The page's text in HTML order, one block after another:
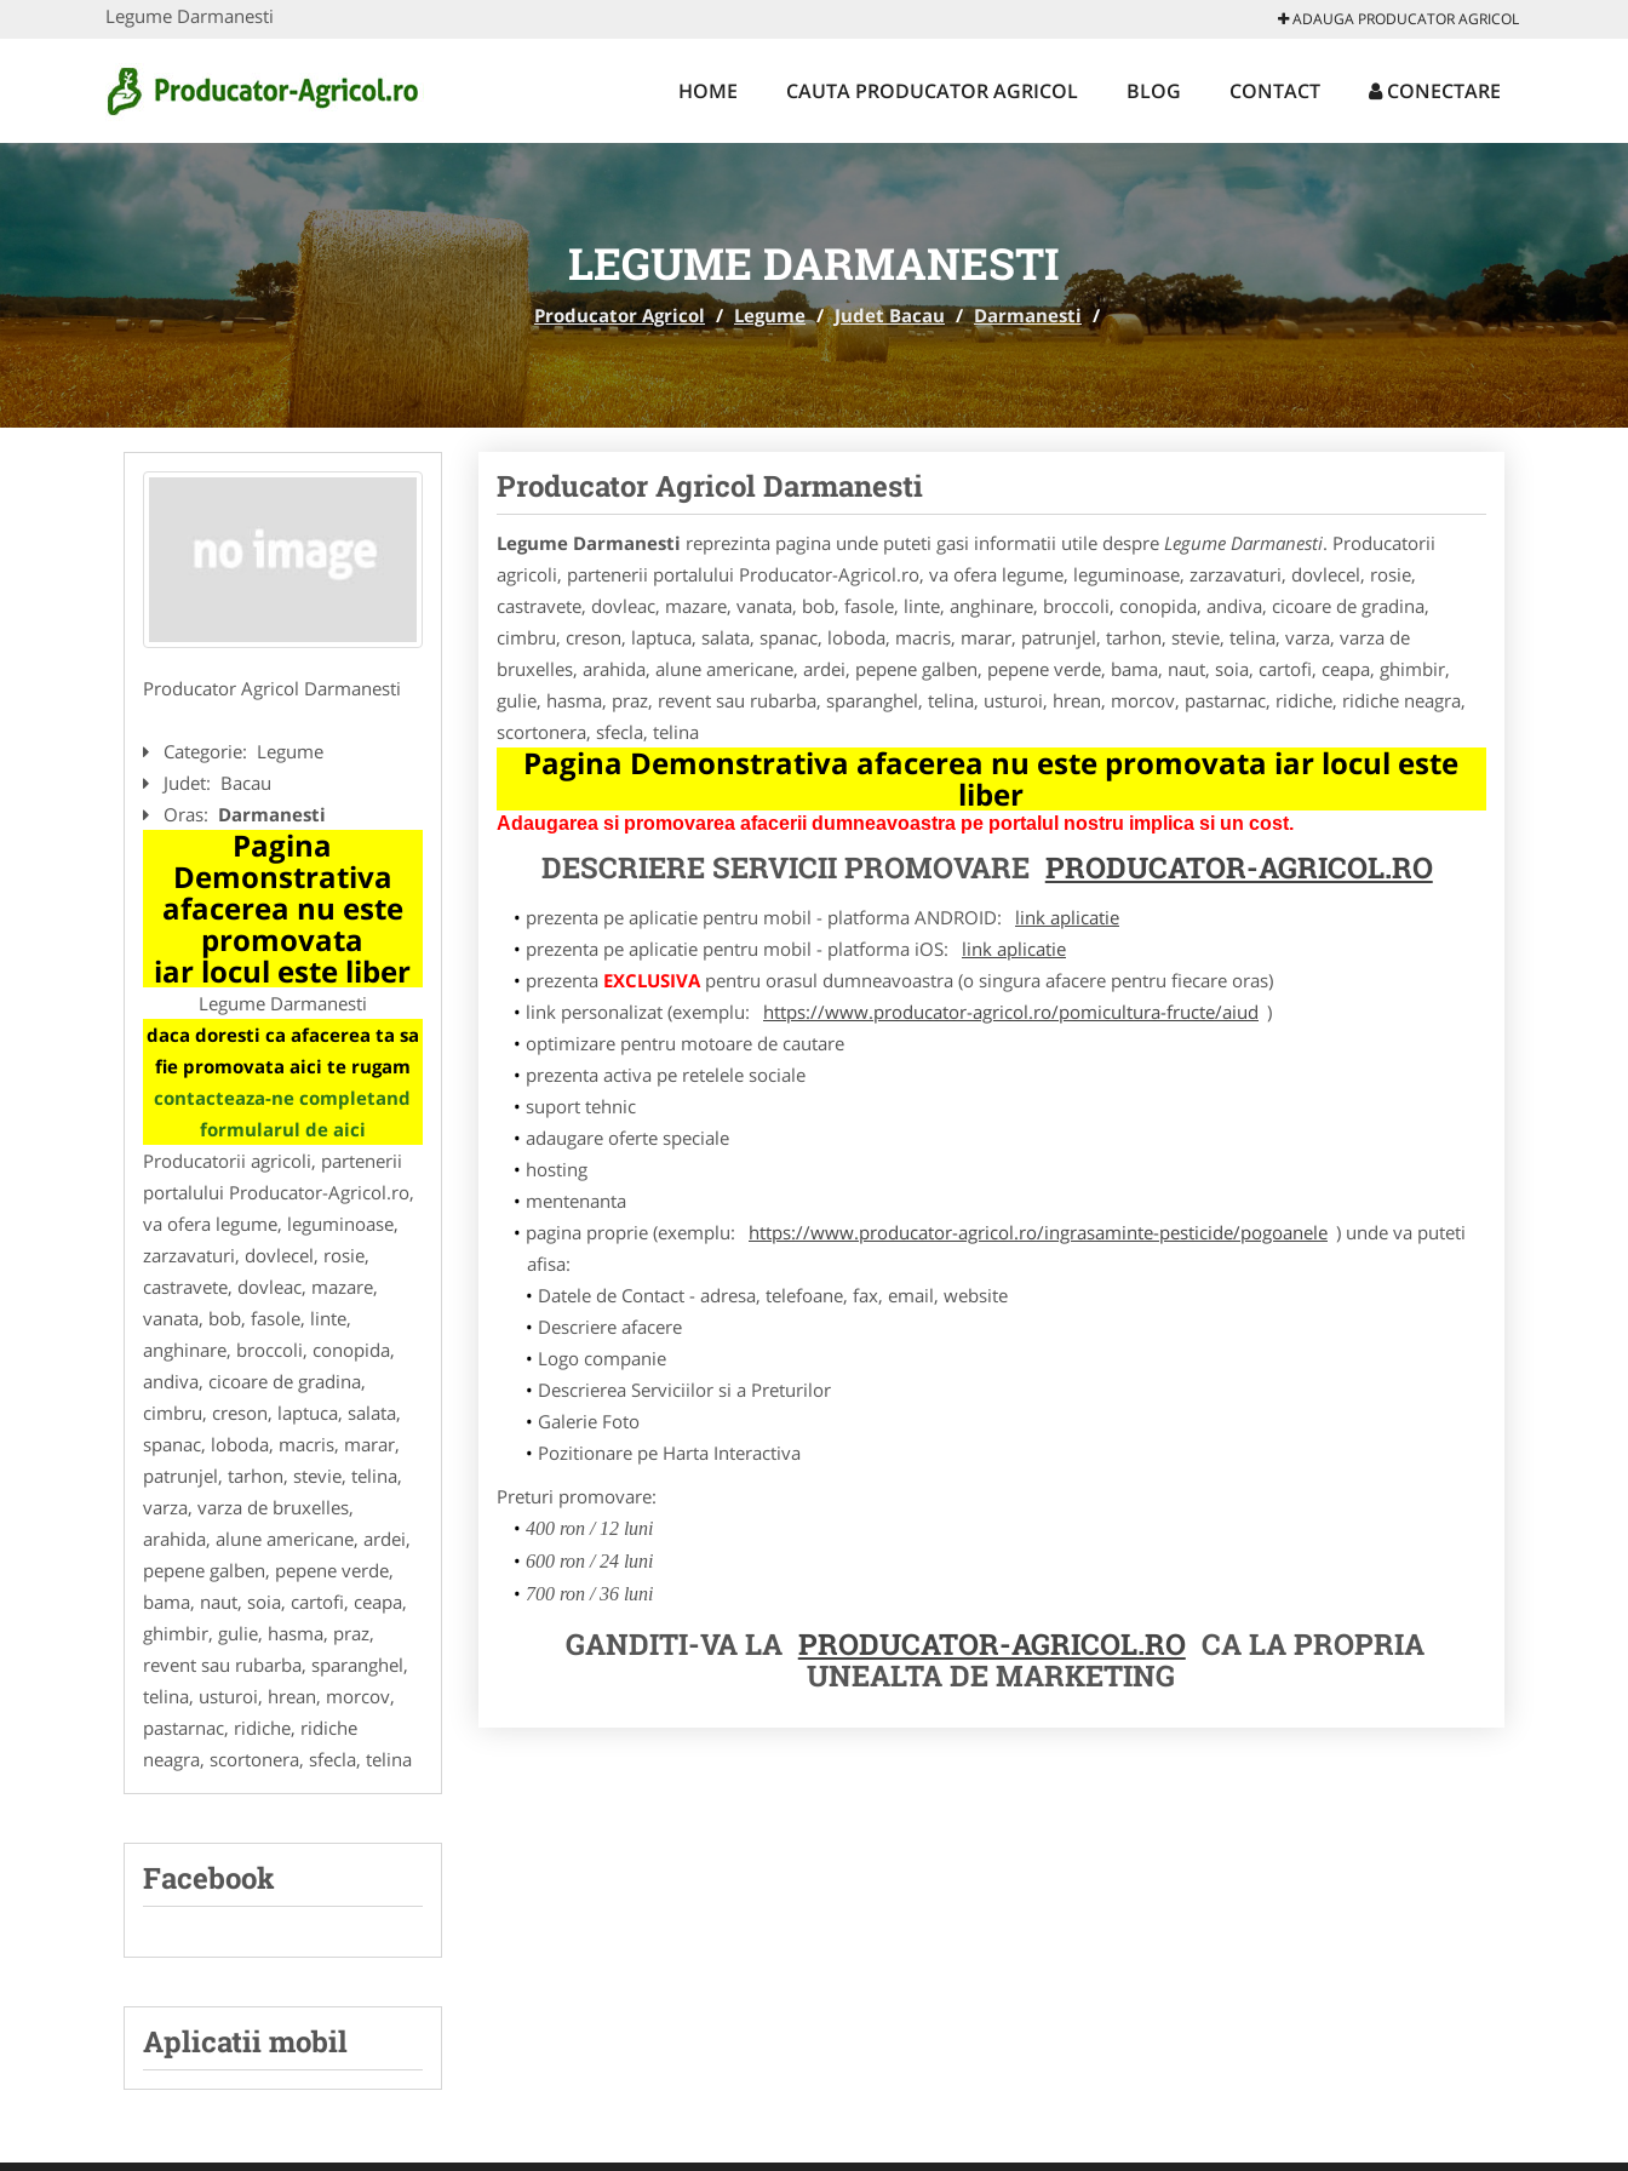
Legume Darmanesti ADAUGA PRODUCATOR AGRICOL
HOME CAUTA PRODUCATOR AGRICOL BLOG CONTACT CONECTARE
LEGUME DARMANESTI
Producator Agricol / Legume / Judet Bacau / Darmanesti /
Producator Agricol Darmanesti
Categorie: Legume
Judet: Bacau
Oras: Darmanesti
Pagina
Demonstrativa
afacerea nu este
promovata
iar locul este liber
Legume Darmanesti
daca doresti ca afacerea ta sa
fie promovata aici te rugam
contacteaza-ne completand
formularul de aici
Producatorii agricoli, partenerii
portalului Producator-Agricol.ro,
va ofera legume, leguminoase,
zarzavaturi, dovlecel, rosie,
castravete, dovleac, mazare,
vanata, bob, fasole, linte,
anghinare, broccoli, conopida,
andiva, cicoare de gradina,
cimbru, creson, laptuca, salata,
spanac, loboda, macris, marar,
patrunjel, tarhon, stevie, telina,
varza, varza de bruxelles,
arahida, alune americane, ardei,
pepene galben, pepene verde,
bama, naut, soia, cartofi, ceapa,
ghimbir, gulie, hasma, praz,
revent sau rubarba, sparanghel,
telina, usturoi, hrean, morcov,
pastarnac, ridiche, ridiche
neagra, scortonera, sfecla, telina
Facebook
Aplicatii mobil
Producator Agricol Darmanesti
Legume Darmanesti reprezinta pagina unde puteti gasi informatii utile despre Legume Darmanesti. Producatorii
agricoli, partenerii portalului Producator-Agricol.ro, va ofera legume, leguminoase, zarzavaturi, dovlecel, rosie,
castravete, dovleac, mazare, vanata, bob, fasole, linte, anghinare, broccoli, conopida, andiva, cicoare de gradina,
cimbru, creson, laptuca, salata, spanac, loboda, macris, marar, patrunjel, tarhon, stevie, telina, varza, varza de
bruxelles, arahida, alune americane, ardei, pepene galben, pepene verde, bama, naut, soia, cartofi, ceapa, ghimbir,
gulie, hasma, praz, revent sau rubarba, sparanghel, telina, usturoi, hrean, morcov, pastarnac, ridiche, ridiche neagra,
scortonera, sfecla, telina
Pagina Demonstrativa afacerea nu este promovata iar locul este
liber
Adaugarea si promovarea afacerii dumneavoastra pe portalul nostru implica si un cost.
DESCRIERE SERVICII PROMOVARE PRODUCATOR-AGRICOL.RO
prezenta pe aplicatie pentru mobil - platforma ANDROID:
link aplicatie
prezenta pe aplicatie pentru mobil - platforma iOS:
link aplicatie
prezenta EXCLUSIVApentru orasul dumneavoastra (o singura afacere pentru fiecare oras)
link personalizat (exemplu:
https://www.producator-agricol.ro/pomicultura-fructe/aiud )
optimizare pentru motoare de cautare
prezenta activa pe retelele sociale
suport tehnic
adaugare oferte speciale
hosting
mentenanta
pagina proprie (exemplu:
https://www.producator-agricol.ro/ingrasaminte-pesticide/pogoanele ) unde va puteti
afisa:
Datele de Contact - adresa, telefoane, fax, email, website
Descriere afacere
Logo companie
Descrierea Serviciilor si a Preturilor
Galerie Foto
Pozitionare pe Harta Interactiva
Preturi promovare:
400 ron / 12 luni
600 ron / 24 luni
700 ron / 36 luni
GANDITI-VA LA PRODUCATOR-AGRICOL.RO CA LA PROPRIA
UNEALTA DE MARKETING